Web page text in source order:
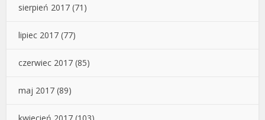
sierpień 2017 (71)
lipiec 2017 (77)
czerwiec 2017 (85)
maj 2017 (89)